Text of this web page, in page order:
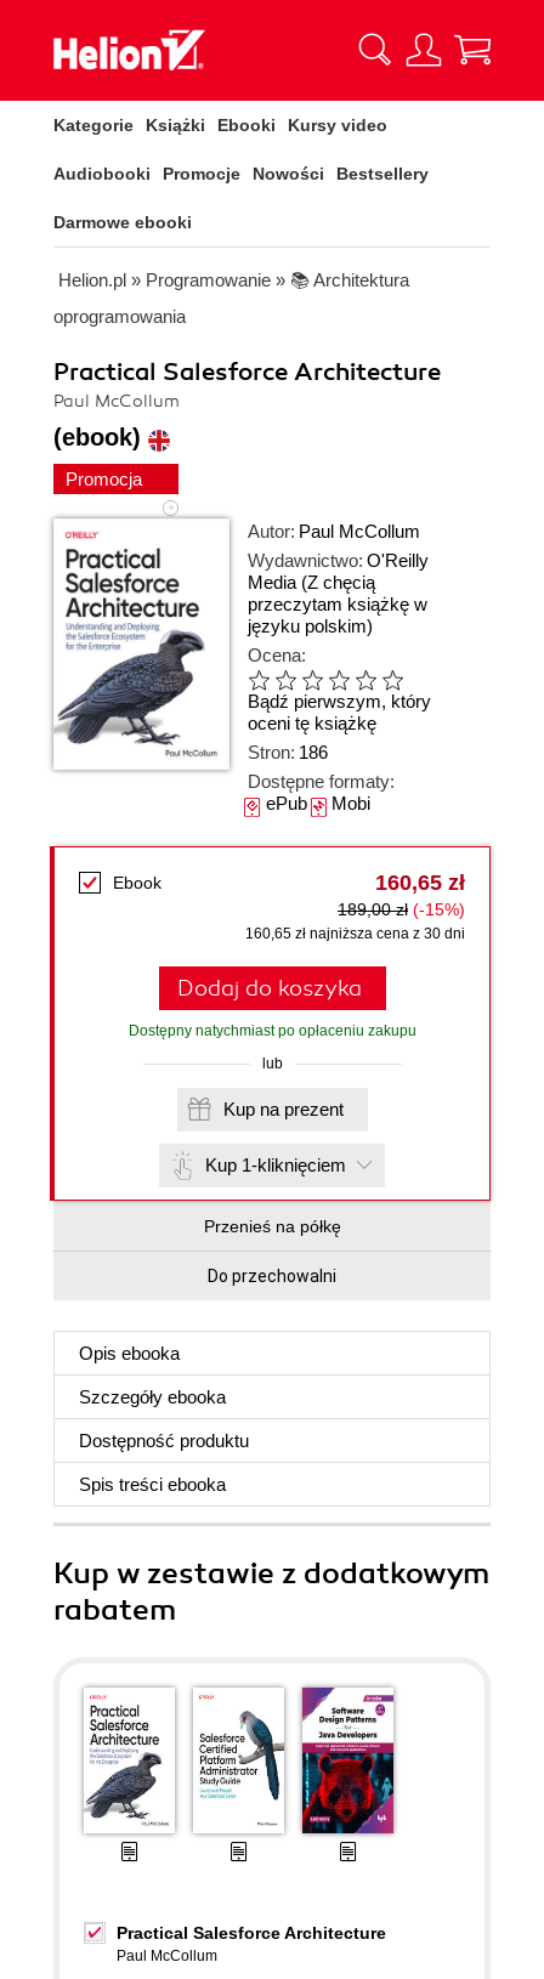
Kategorie Książki Ebooki Kursy video
Audiobooki Promocje Nowości Bestsellery
Darmowe ebooki
Helion.pl » Programowanie » 📚 Architektura
oprogramowania
Practical Salesforce Architecture
Paul McCollum
(ebook)
Promocja
Autor: Paul McCollum
Wydawnictwo: O'Reilly
Media (Z chęcią
przeczytam książkę w
języku polskim)
Ocena:
Bądź pierwszym, który
oceni tę książkę
Stron: 186
Dostępne formaty:
ePubMobi
Ebook 160,65 zł
189,00 zł (-15%)
160,65 zł najniższa cena z 30 dni
Dodaj do koszyka
Dostępny natychmiast po opłaceniu zakupu
lub
Kup na prezent
Kup 1-kliknięciem
Przenieś na półkę
Do przechowalni
Opis ebooka
Szczegóły ebooka
Dostępność produktu
Spis treści ebooka
Kup w zestawie z dodatkowym
rabatem
Practical Salesforce Architecture
Paul McCollum